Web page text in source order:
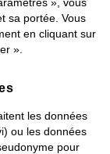
sa portée. Vous
en cliquant sur
».
les données
ou les données
pour